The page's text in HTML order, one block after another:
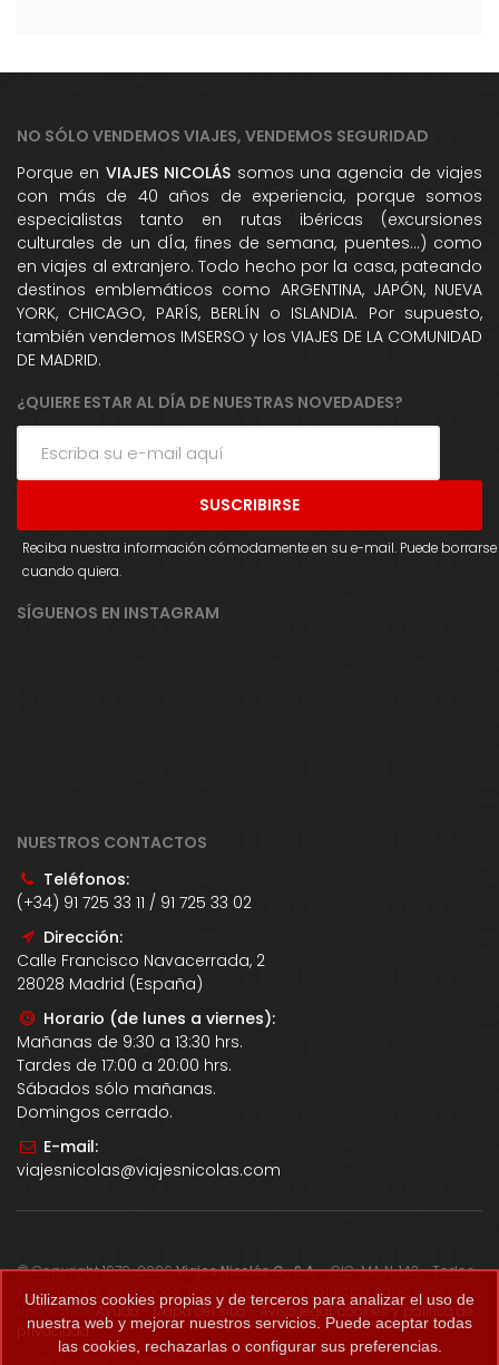
NO SÓLO VENDEMOS VIAJES, VENDEMOS SEGURIDAD
Porque en VIAJES NICOLÁS somos una agencia de viajes
con más de 40 años de experiencia, porque somos
especialistas tanto en rutas ibéricas (excursiones
culturales de un dÍa, fines de semana, puentes...) como
en viajes al extranjero. Todo hecho por la casa, pateando
destinos emblemáticos como ARGENTINA, JAPÓN, NUEVA
YORK, CHICAGO, PARÍS, BERLÍN o ISLANDIA. Por supuesto,
también vendemos IMSERSO y los VIAJES DE LA COMUNIDAD
DE MADRID.
¿QUIERE ESTAR AL DÍA DE NUESTRAS NOVEDADES?
Reciba nuestra información cómodamente en su e-mail. Puede borrarse
cuando quiera.
SÍGUENOS EN INSTAGRAM
NUESTROS CONTACTOS
Teléfonos:
(+34) 91 725 33 11 / 91 725 33 02
Dirección:
Calle Francisco Navacerrada, 2
28028 Madrid (España)
Horario (de lunes a viernes):
Mañanas de 9:30 a 13:30 hrs.
Tardes de 17:00 a 20:00 hrs.
Sábados sólo mañanas.
Domingos cerrado.
E-mail:
viajesnicolas@viajesnicolas.com
© Copyright 1979-2026Viajes Nicolás G., S.A.- CIC-MA N. 143 - Todos
los derechos reservados. Todos los precios correctos salvo error
tipográfico. Ayuda-Mapa del sitio -Aviso legal, cookies y política de
privacidad.
Utilizamos cookies propias y de terceros para analizar el uso de
nuestra web y mejorar nuestros servicios. Puede aceptar todas
las cookies, rechazarlas o configurar sus preferencias.